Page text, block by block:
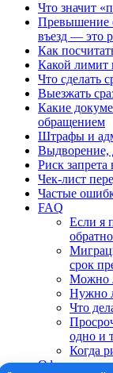
Что значит
Превышение
въезд — это
Как
Какой лимит
Что сделать
Выезжать
Какие
обращением
Штрафы и
Выдворение,
Риск запрета
Чек-лист
Частые
FAQ
Если я
срок
Можно
Нужно
Что
одно и
Когда